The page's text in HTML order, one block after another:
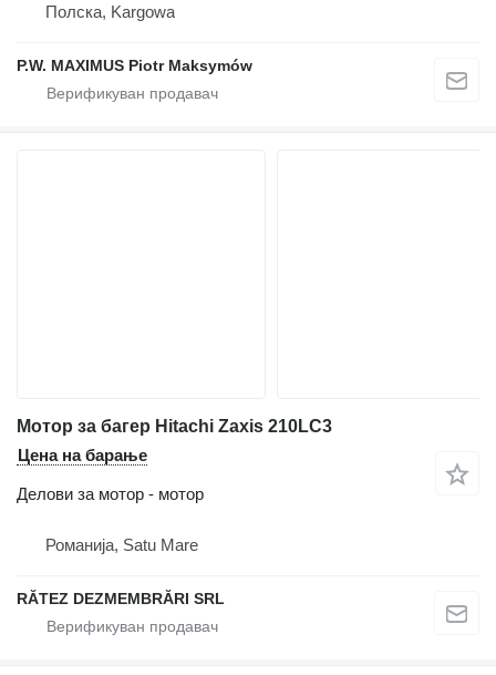
Полска, Kargowa
P.W. MAXIMUS Piotr Maksymów
Мотор за багер Hitachi Zaxis 210LC3
Цена на барање
Делови за мотор - мотор
Романија, Satu Mare
RĂTEZ DEZMEMBRĂRI SRL